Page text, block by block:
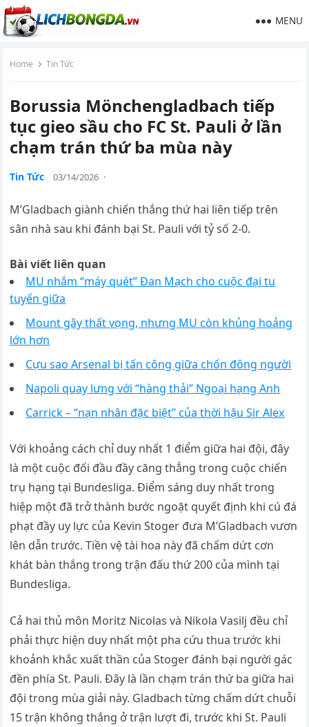
MENU
Home Tin Tức
Borussia Mönchengladbach tiếp
tục gieo sầu cho FC St. Pauli ở lần
chạm trán thứ ba mùa này
Tin Tức 03/14/2026 ·
M’Gladbach giành chiến thắng thứ hai liên tiếp trên
sân nhà sau khi đánh bại St. Pauli với tỷ số 2-0.
Bài viết liên quan
MU nhắm “máy quét” Đan Mạch cho cuộc đại tu
tuyến giữa
Mount gây thất vọng, nhưng MU còn khủng hoảng
lớn hơn
Cựu sao Arsenal bị tấn công giữa chốn đông người
Napoli quay lưng với “hàng thải” Ngoại hạng Anh
Carrick – “nạn nhân đặc biệt” của thời hậu Sir Alex
Với khoảng cách chỉ duy nhất 1 điểm giữa hai đội, đây
là một cuộc đối đầu đầy căng thẳng trong cuộc chiến
trụ hạng tại Bundesliga. Điểm sáng duy nhất trong
hiệp một đã trở thành bước ngoặt quyết định khi cú đá
phạt đầy uy lực của Kevin Stoger đưa M’Gladbach vươn
lên dẫn trước. Tiền vệ tài hoa này đã chấm dứt cơn
khát bàn thắng trong trận đấu thứ 200 của mình tại
Bundesliga.
Cả hai thủ môn Moritz Nicolas và Nikola Vasilj đều chỉ
phải thực hiện duy nhất một pha cứu thua trước khi
khoảnh khắc xuất thần của Stoger đánh bại người gác
đền phía St. Pauli. Đây là lần chạm trán thứ ba giữa hai
đội trong mùa giải này. Gladbach từng chấm dứt chuỗi
15 trận không thắng ở trận lượt đi, trước khi St. Pauli